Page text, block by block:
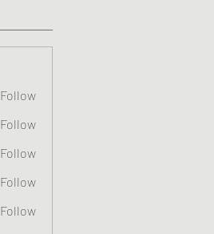
Follow
Follow
Follow
Follow
Follow